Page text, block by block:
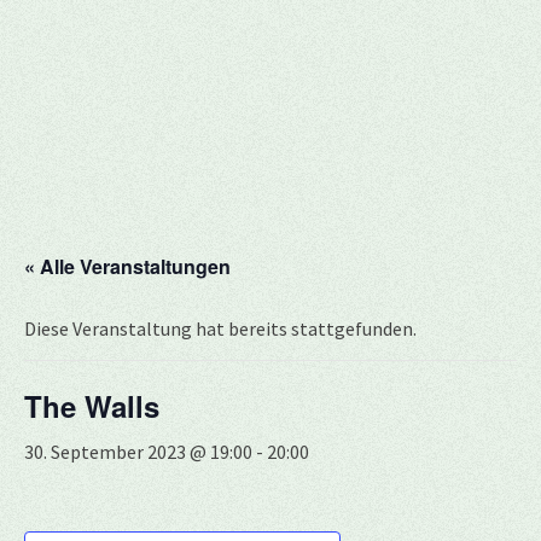
« Alle Veranstaltungen
Diese Veranstaltung hat bereits stattgefunden.
The Walls
30. September 2023 @ 19:00 - 20:00